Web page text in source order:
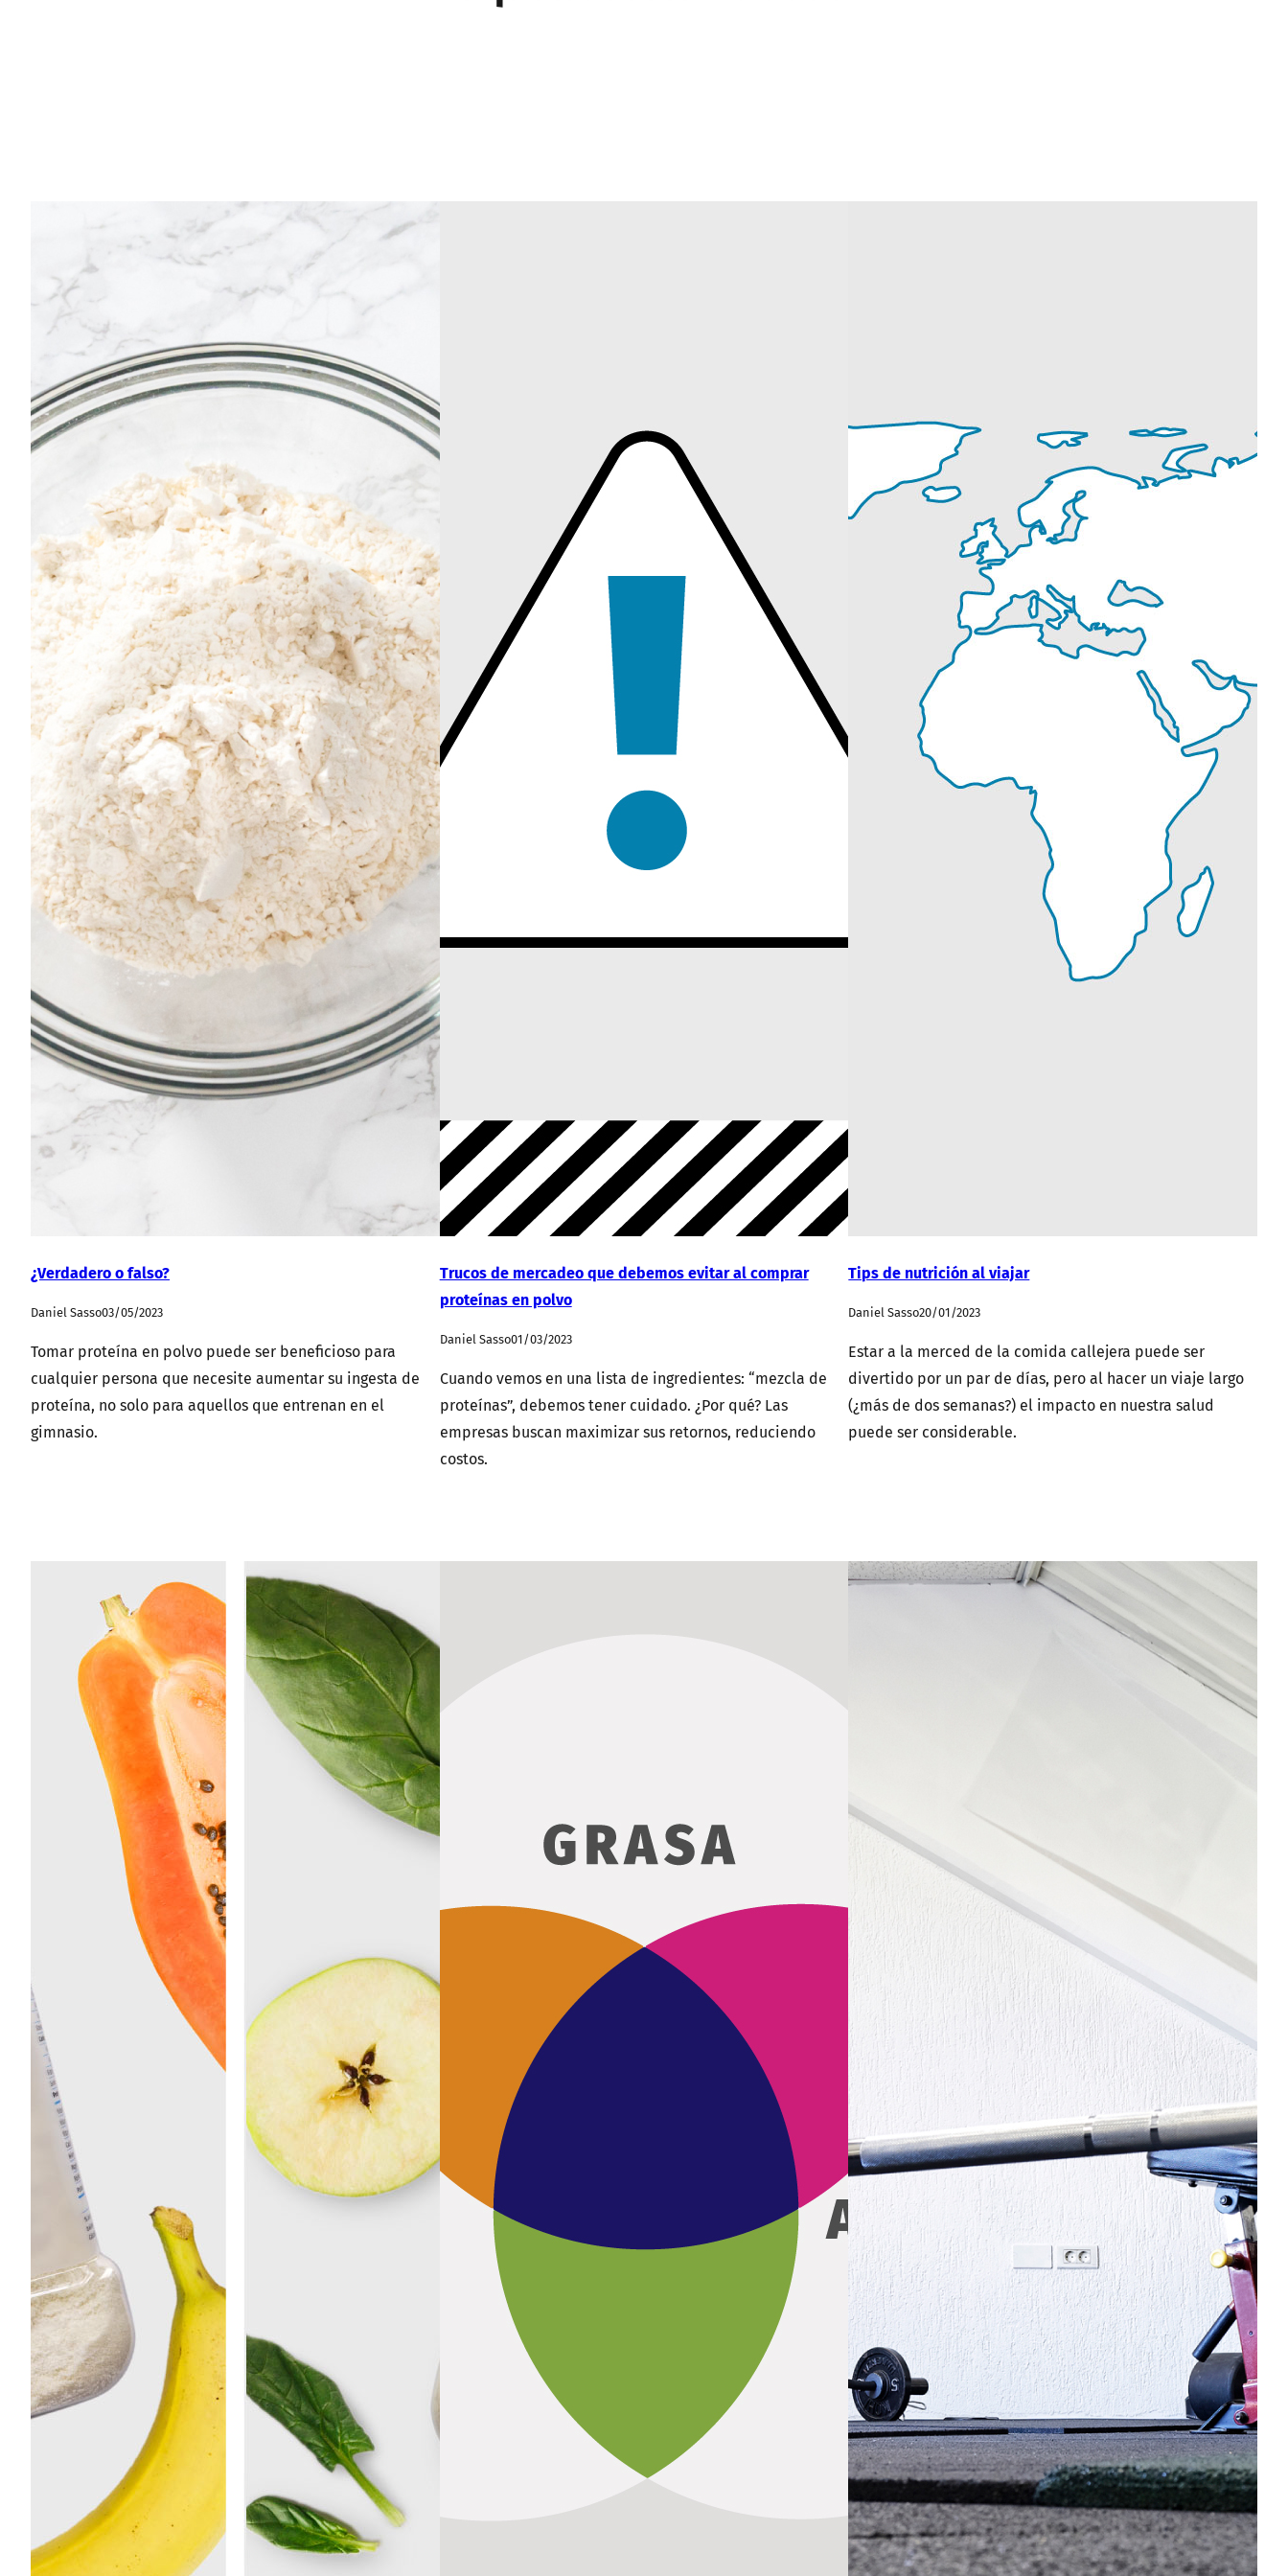
¿Verdadero o falso?
Daniel Sasso03/05/2023
Tomar proteína en polvo puede ser beneficioso para
cualquier persona que necesite aumentar su ingesta de
proteína, no solo para aquellos que entrenan en el
gimnasio.
Trucos de mercadeo que debemos evitar al comprar
proteínas en polvo
Daniel Sasso01/03/2023
Cuando vemos en una lista de ingredientes: “mezcla de
proteínas”, debemos tener cuidado. ¿Por qué? Las
empresas buscan maximizar sus retornos, reduciendo
costos.
Tips de nutrición al viajar
Daniel Sasso20/01/2023
Estar a la merced de la comida callejera puede ser
divertido por un par de días, pero al hacer un viaje largo
(¿más de dos semanas?) el impacto en nuestra salud
puede ser considerable.